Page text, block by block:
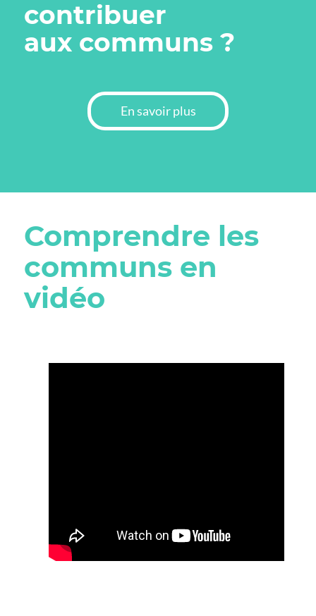
contribuer
aux communs ?
En savoir plus
Comprendre les
communs en
vidéo